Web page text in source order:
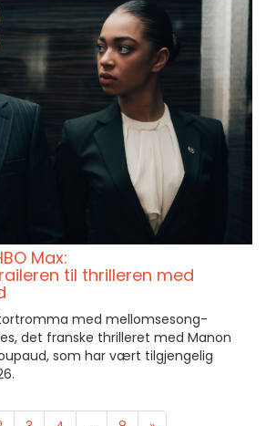
Max:
til thrilleren med
med mellomsesong-
det franske thrilleret med Manon
som har vært tilgjengelig